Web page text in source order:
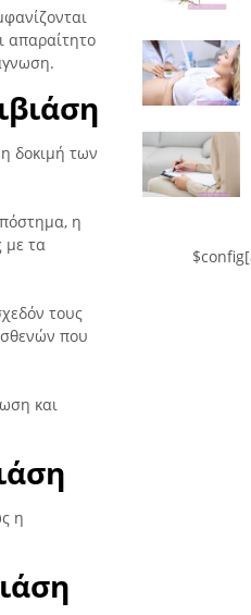
απαραίτητο
δοκιμή των
η
με τα
τους
που
και
η